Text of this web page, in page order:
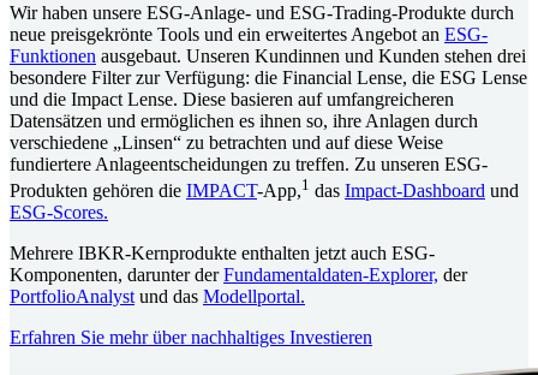
Wir haben unsere ESG-Anlage- und ESG-Trading-Produkte durch
neue preisgekrönte Tools und ein erweitertes Angebot an ESG-
Funktionen ausgebaut. Unseren Kundinnen und Kunden stehen drei
besondere Filter zur Verfügung: die Financial Lense, die ESG Lense
und die Impact Lense. Diese basieren auf umfangreicheren
Datensätzen und ermöglichen es ihnen so, ihre Anlagen durch
verschiedene „Linsen“ zu betrachten und auf diese Weise
fundiertere Anlageentscheidungen zu treffen. Zu unseren ESG-
Produkten gehören die IMPACT-App,1 das Impact-Dashboard und
ESG-Scores.
Mehrere IBKR-Kernprodukte enthalten jetzt auch ESG-
Komponenten, darunter derFundamentaldaten-Explorer, der
PortfolioAnalyst und das Modellportal.
Erfahren Sie mehr über nachhaltiges Investieren